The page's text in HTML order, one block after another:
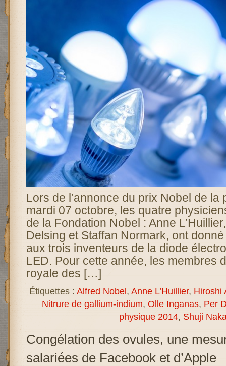
Lors de l’annonce du prix Nobel de la
mardi 07 octobre, les quatre
de la Fondation Nobel : Anne
Delsing et Staffan Normark, ont
aux trois inventeurs de la diode
LED. Pour cette année, les membres
royale des […]
Étiquettes : Alfred Nobel, Anne L’Huillier, Hiroshi
Nitrure de gallium-indium, Olle Inganas, Per
physique 2014, Shuji
Congélation des ovules, une
salariées de Facebook et d’Apple